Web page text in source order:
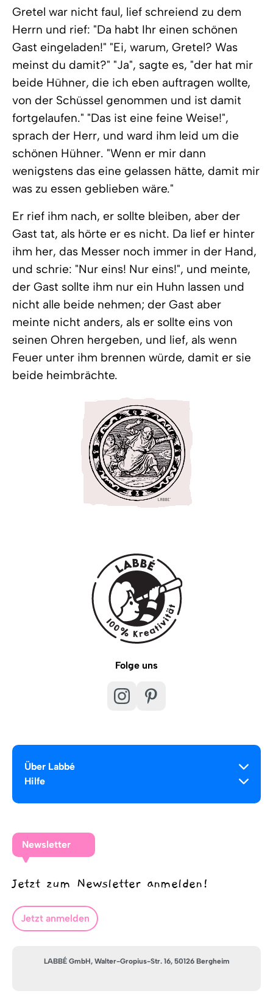
Gretel war nicht faul, lief schreiend zu dem
Herrn und rief: "Da habt Ihr einen schönen
Gast eingeladen!" "Ei, warum, Gretel? Was
meinst du damit?" "Ja", sagte es, "der hat mir
beide Hühner, die ich eben auftragen wollte,
von der Schüssel genommen und ist damit
fortgelaufen." "Das ist eine feine Weise!",
sprach der Herr, und ward ihm leid um die
schönen Hühner. "Wenn er mir dann
wenigstens das eine gelassen hätte, damit mir
was zu essen geblieben wäre."
Er rief ihm nach, er sollte bleiben, aber der
Gast tat, als hörte er es nicht. Da lief er hinter
ihm her, das Messer noch immer in der Hand,
und schrie: "Nur eins! Nur eins!", und meinte,
der Gast sollte ihm nur ein Huhn lassen und
nicht alle beide nehmen; der Gast aber
meinte nicht anders, als er sollte eins von
seinen Ohren hergeben, und lief, als wenn
Feuer unter ihm brennen würde, damit er sie
beide heimbrächte.
Folge uns
Über Labbé
Hilfe
Newsletter
Jetzt zum Newsletter anmelden!
Jetzt anmelden
LABBÉ GmbH, Walter-Gropius-Str. 16, 50126 Bergheim